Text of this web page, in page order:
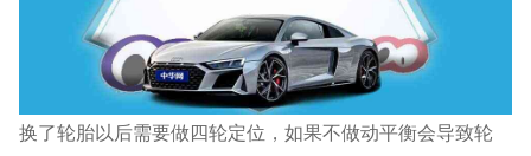
换了轮胎以后需要做四轮定位，如果不做动平衡会导致轮